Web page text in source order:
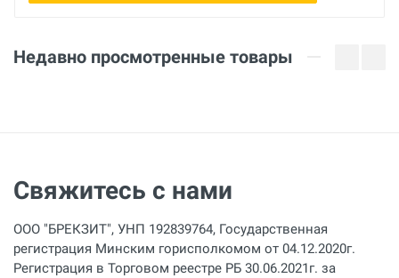
Недавно просмотренные товары
Свяжитесь с нами
ООО "БРЕКЗИТ", УНП 192839764, Государственная
регистрация Минским горисполкомом от 04.12.2020г.
Регистрация в Торговом реестре РБ 30.06.2021г. за